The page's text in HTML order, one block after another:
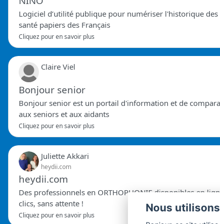
Logiciel d’utilité publique pour numériser l'historique
santé papiers des Français
Cliquez pour en savoir plus
Claire Viel
Bonjour senior
Bonjour senior est un portail d'information et de
aux seniors et aux aidants
Cliquez pour en savoir plus
Juliette Akkari
heydii.com
heydii.com
Des professionnels en ORTHOPHONIE disponibles en
clics, sans attente !
Cliquez pour en savoir plus
Nous